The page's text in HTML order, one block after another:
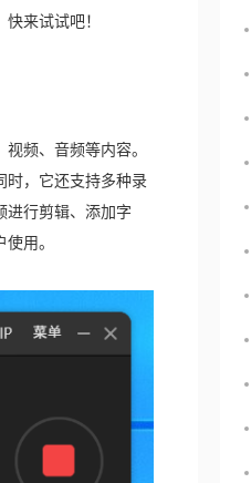
来试试吧！
频、音频等内容。
时，它还支持多种录
进行剪辑、添加字
用。